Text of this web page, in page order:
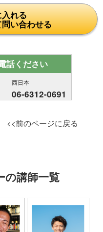
れる
い合わせる
話ください
西日本
06-6312-0691
<<前のページに戻る
の講師一覧